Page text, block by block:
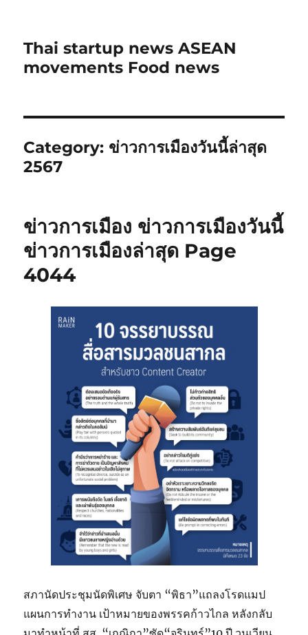
Thai startup news ASEAN
movements Food news
Category: ข่าวการเมืองวันนี้ล่าสุด
2567
ข่าวการเมือง ข่าวการเมืองวันนี้
ข่าวการเมืองล่าสุด Page
4044
สภานัดประชุมนัดพิเศษ จับตา “พิธา”แถลงโรดแมป
แผนการทำงาน เป้าหมายของพรรคก้าวไกล หลังกลับ